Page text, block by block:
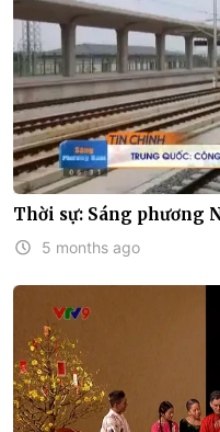
Thời sự: Sáng phương
5 months ago